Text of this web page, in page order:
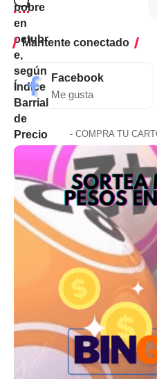
Mantente conectado
Facebook
Me gusta
- COMPRA TU